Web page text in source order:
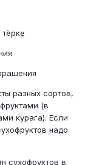
разных сортов,
(в
курага). Если
надо
сухофруктов в